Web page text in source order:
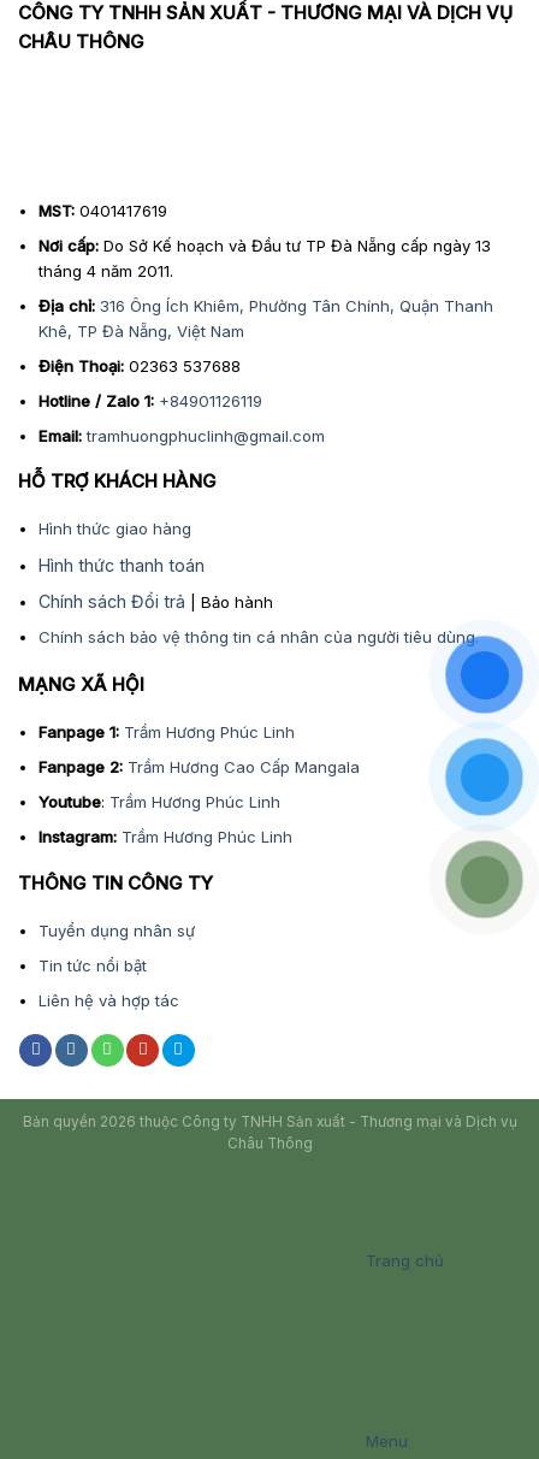
CÔNG TY TNHH SẢN XUẤT - THƯƠNG MẠI VÀ DỊCH VỤ
CHÂU THÔNG
MST: 0401417619
Nơi cấp:Do Sở Kế hoạch và Đầu tư TP Đà Nẵng cấp ngày 13
tháng 4 năm 2011.
Địa chỉ: 316 Ông Ích Khiêm, Phường Tân Chính, Quận Thanh
Khê, TP Đà Nẵng, Việt Nam
Điện Thoại:02363 537688
Hotline / Zalo 1: +84901126119
Email: tramhuongphuclinh@gmail.com
HỖ TRỢ KHÁCH HÀNG
Hình thức giao hàng
Hình thức thanh toán
Chính sách Đổi trả | Bảo hành
Chính sách bảo vệ thông tin cá nhân của người tiêu dùng.
MẠNG XÃ HỘI
Fanpage 1: Trầm Hương Phúc Linh
Fanpage 2: Trầm Hương Cao Cấp Mangala
Youtube: Trầm Hương Phúc Linh
Instagram: Trầm Hương Phúc Linh
THÔNG TIN CÔNG TY
Tuyển dụng nhân sự
Tin tức nổi bật
Liên hệ và hợp tác
Bản quyền 2026 thuộc Công ty TNHH Sản xuất - Thương mại và Dịch vụ
Châu Thông
Trang chủ
Menu